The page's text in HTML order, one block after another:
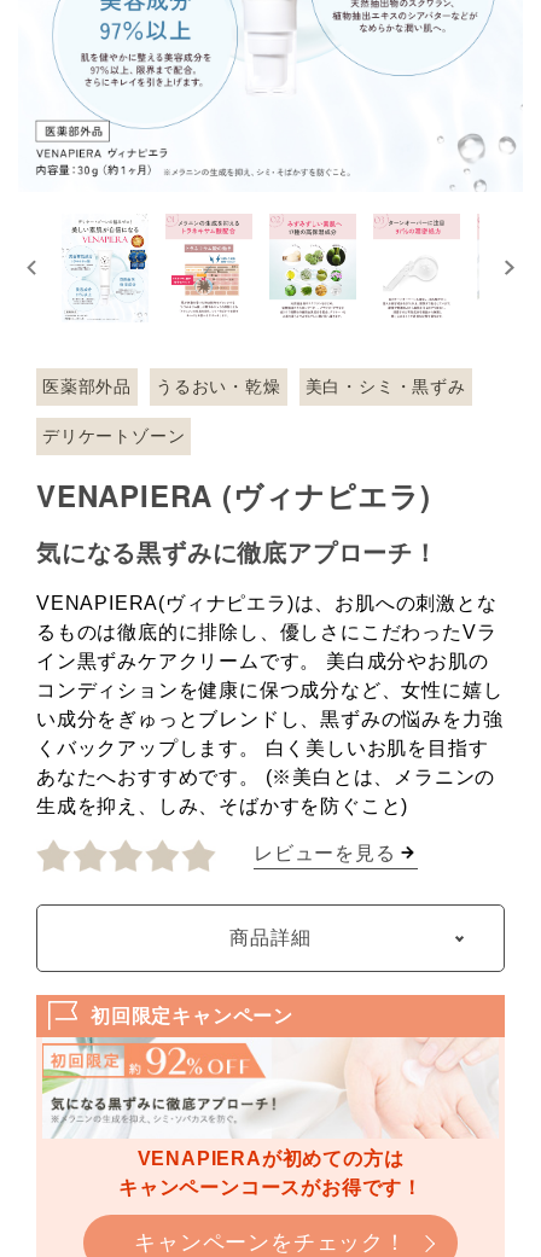
医薬部外品 うるおい・乾燥 美白・シミ・黒ずみ
デリケートゾーン
VENAPIERA (ヴィナピエラ)
気になる黒ずみに徹底アプローチ！
VENAPIERA(ヴィナピエラ)は、お肌への刺激とな
るものは徹底的に排除し、優しさにこだわったVラ
イン黒ずみケアクリームです。 美白成分やお肌の
コンディションを健康に保つ成分など、女性に嬉し
い成分をぎゅっとブレンドし、黒ずみの悩みを力強
くバックアップします。 白く美しいお肌を目指す
あなたへおすすめです。 (※美白とは、メラニンの
生成を抑え、しみ、そばかすを防ぐこと)
レビューを見る
商品詳細
初回限定キャンペーン
VENAPIERAが初めての方は
キャンペーンコースがお得です！
キャンペーンをチェック！